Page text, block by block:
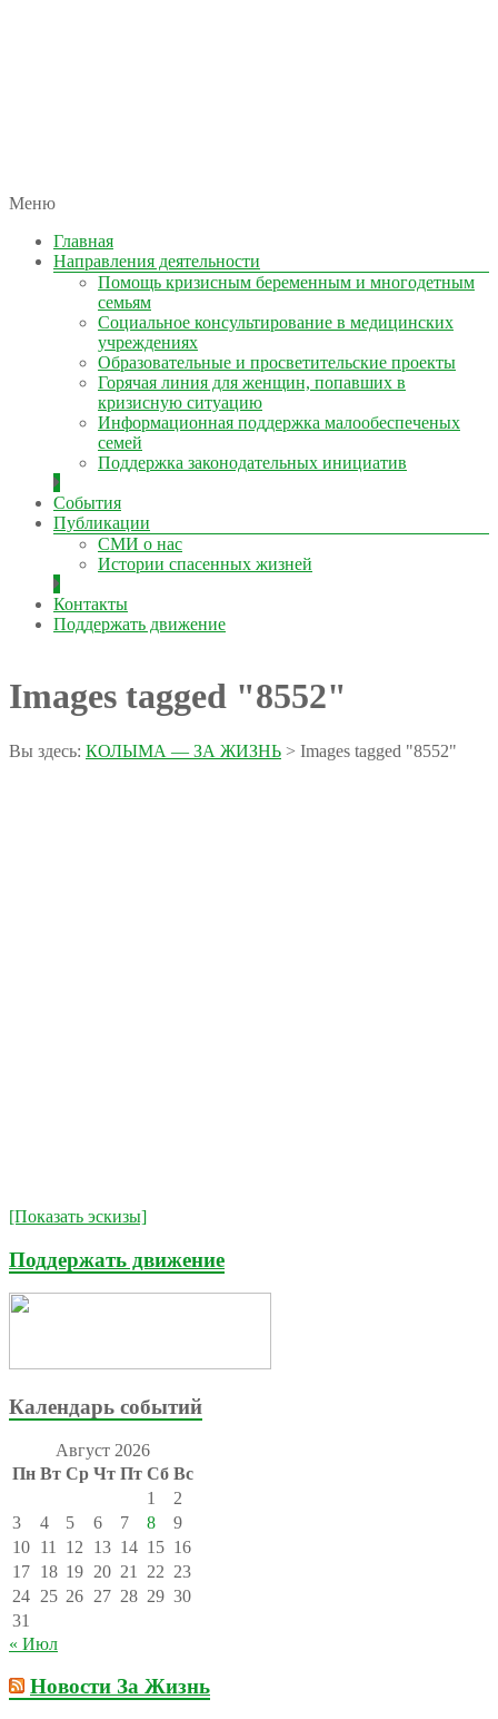
КОЛЫМА — ЗА ЖИЗНЬ
автономная некоммерческая организация
Меню
Главная
Направления деятельности
Помощь кризисным беременным и многодетным
семьям
Социальное консультирование в медицинских
учреждениях
Образовательные и просветительские проекты
Горячая линия для женщин, попавших в
кризисную ситуацию
Информационная поддержка малообеспеченых
семей
Поддержка законодательных инициатив
События
Публикации
СМИ о нас
Истории спасенных жизней
Контакты
Поддержать движение
Images tagged "8552"
Вы здесь: КОЛЫМА — ЗА ЖИЗНЬ > Images tagged "8552"
[Показать эскизы]
Поддержать движение
Календарь событий
Август 2026
Пн Вт Ср Чт Пт Сб Вс
1
2
3
4 5 6 7 8
9
10 11 12 13 14 15 16
17 18 19 20 21 22 23
24 25 26 27 28 29 30
31
« Июл
Новости За Жизнь